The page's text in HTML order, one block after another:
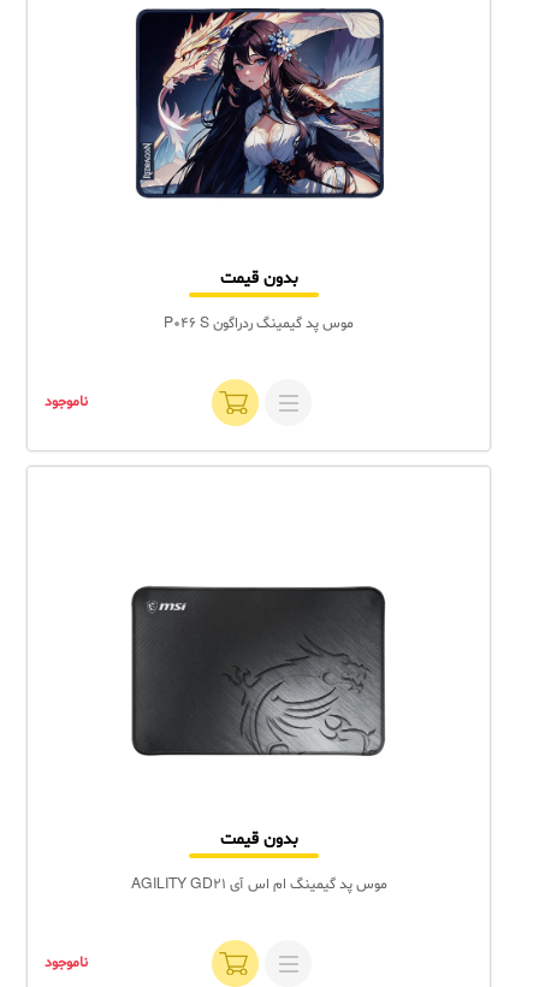
بدون قیمت
موس پد گیمینگ ردراگون P046 S
ناموجود
بدون قیمت
موس پد گیمینگ ام اس آی AGILITY GD21
ناموجود